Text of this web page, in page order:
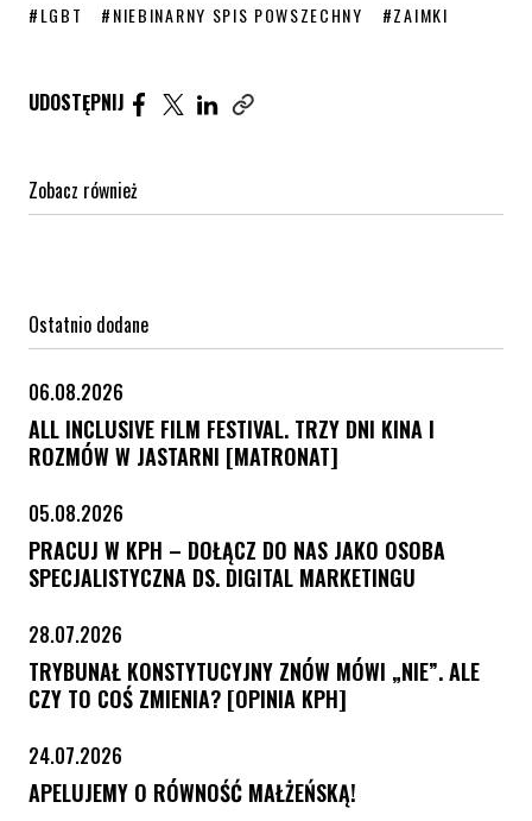
STRONA TAGU WPISÓW
#LGBT STRONA TAGU WPISÓW
#NIEBINARNY SPIS POWSZECHNY STRONA TAGU
#ZAIMKI
UDOSTĘPNIJ Udostępnij artykuł na Facebook. Strona otwiera się
Udostępnij artykuł na Twitter. Strona otwiera
Udostępnij artykuł na Linkedin. Strona
Zobacz również
Ostatnio dodane
06.08.2026
ALL INCLUSIVE FILM FESTIVAL. TRZY DNI KINA I
ROZMÓW W JASTARNI [MATRONAT]
05.08.2026
PRACUJ W KPH – DOŁĄCZ DO NAS JAKO OSOBA
SPECJALISTYCZNA DS. DIGITAL MARKETINGU
28.07.2026
TRYBUNAŁ KONSTYTUCYJNY ZNÓW MÓWI „NIE”. ALE
CZY TO COŚ ZMIENIA? [OPINIA KPH]
24.07.2026
APELUJEMY O RÓWNOŚĆ MAŁŻEŃSKĄ!